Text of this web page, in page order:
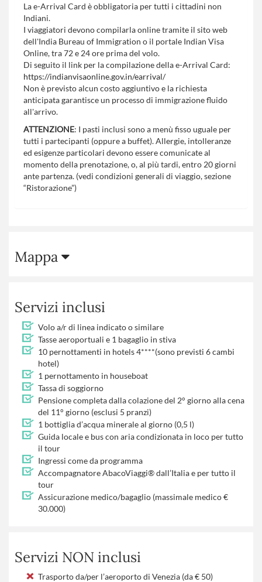
La e-Arrival Card è obbligatoria per tutti i cittadini non
Indiani.
I viaggiatori devono compilarla online tramite il sito web
dell'India Bureau of Immigration o il portale Indian Visa
Online, tra 72 e 24 ore prima del volo.
Di seguito il link per la compilazione della e-Arrival Card:
https://indianvisaonline.gov.in/earrival/
Non è previsto alcun costo aggiuntivo e la richiesta
anticipata garantisce un processo di immigrazione fluido
all'arrivo.
ATTENZIONE: I pasti inclusi sono a menù fisso uguale per
tutti i partecipanti (oppure a buffet). Allergie, intolleranze
ed esigenze particolari devono essere comunicate al
momento della prenotazione, o, al più tardi, entro 20 giorni
ante partenza. (vedi condizioni generali di viaggio, sezione
“Ristorazione”)
Mappa
Servizi inclusi
Volo a/r di linea indicato o similare
Tasse aeroportuali e 1 bagaglio in stiva
10 pernottamenti in hotels 4****(sono previsti 6 cambi
hotel)
1 pernottamento in houseboat
Tassa di soggiorno
Pensione completa dalla colazione del 2° giorno alla cena
del 11° giorno (esclusi 5 pranzi)
1 bottiglia d’acqua minerale al giorno (0,5 l)
Guida locale e bus con aria condizionata in loco per tutto
il tour
Ingressi come da programma
Accompagnatore AbacoViaggi® dall’Italia e per tutto il
tour
Assicurazione medico/bagaglio (massimale medico €
30.000)
Servizi NON inclusi
Trasporto da/per l’aeroporto di Venezia (da € 50)